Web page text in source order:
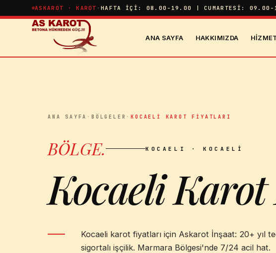
İçeriğe atlaASKAROT · KAROT ·HAFTA İÇI: 08.00-19.00 | CUMARTESI: 09.00-
ANA SAYFA HAKKIMIZDA
ANA SAYFA ·BÖLGELER ·KOCAELI KAROT FIYATLARI
BÖLGE. KOCAELI · KOCAELI
Kocaeli
Kocaeli karot fiyatları için Askarot İnşaat: 20+ yıl
sigortalı işçilik. Marmara Bölgesi'nde 7/24 acil hat.